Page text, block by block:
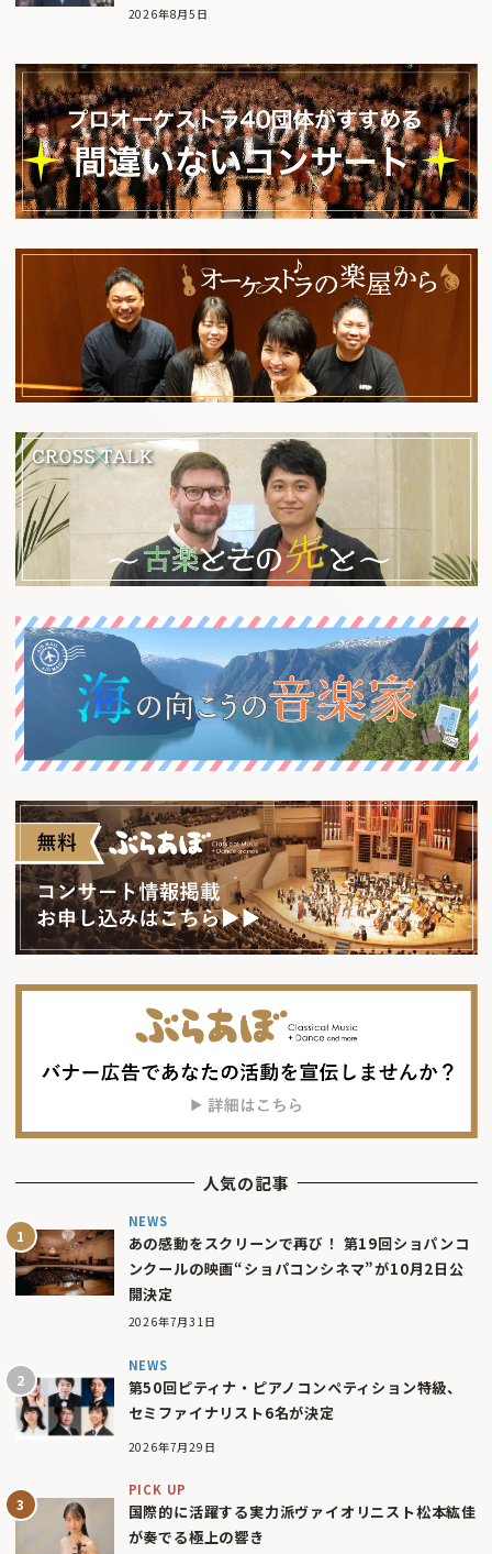
2026年8月5日
人気の記事
NEWS
あの感動をスクリーンで再び！ 第19回ショパンコ
ンクールの映画“ショパコンシネマ”が10月2日公
開決定
2026年7月31日
NEWS
第50回ピティナ・ピアノコンペティション特級、
セミファイナリスト6名が決定
2026年7月29日
PICK UP
国際的に活躍する実力派ヴァイオリニスト松本紘佳
が奏でる極上の響き